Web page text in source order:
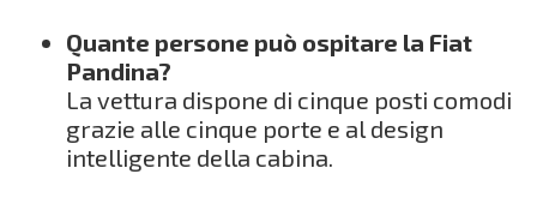
Quante persone può ospitare la Fiat
Pandina?
La vettura dispone di cinque posti comodi
grazie alle cinque porte e al design
intelligente della cabina.